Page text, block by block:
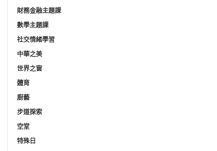
財務金融主題課
數學主題課
社交情緒學習
中華之美
世界之窗
體育
廚藝
步道探索
空堂
特殊日